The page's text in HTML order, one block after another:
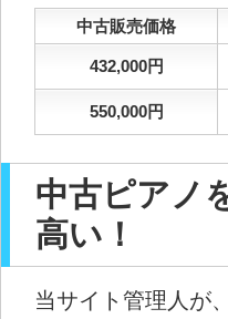
中古販売価格
432,000円
550,000円
中古ピアノ
高い！
当サイト管理人が